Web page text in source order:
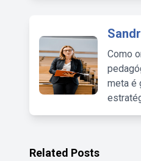
Como
meta é
Related Posts